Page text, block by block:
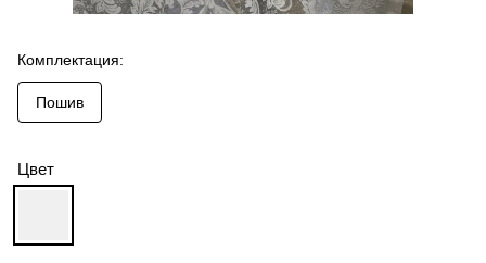
Комплектация:
Пошив
Цвет